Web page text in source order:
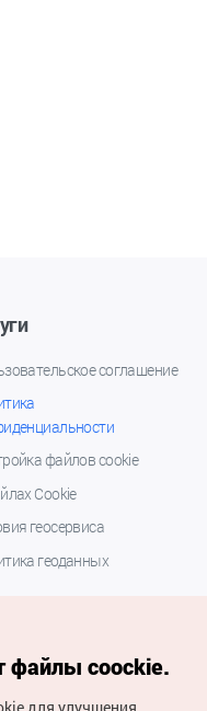
соглашение
файлов cookie
Cookie
геосервиса
геоданных
файлы coockie.